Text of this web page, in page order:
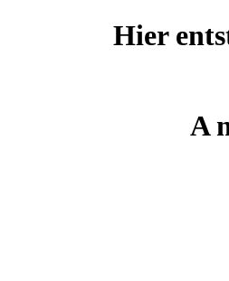
Hier
A